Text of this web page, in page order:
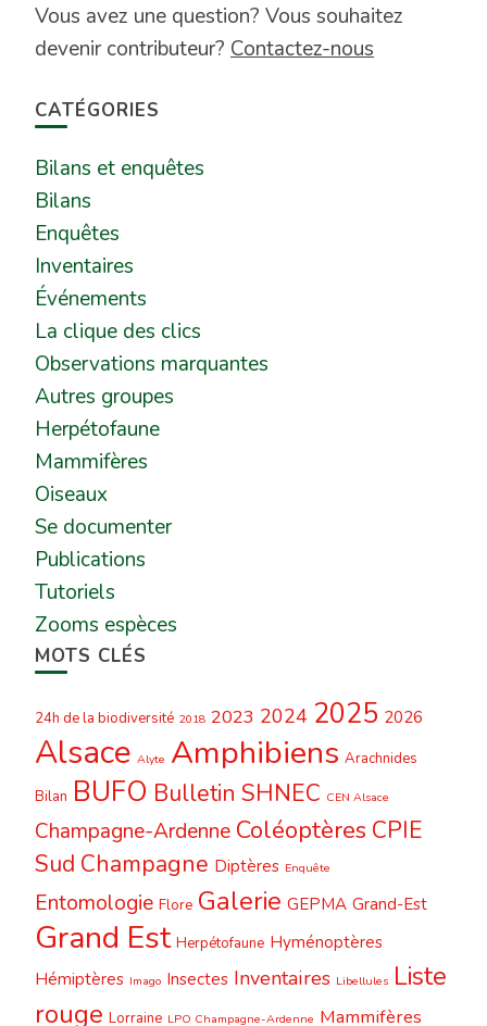
Vous avez une question? Vous souhaitez
devenir contributeur? Contactez-nous
CATÉGORIES
Bilans et enquêtes
Bilans
Enquêtes
Inventaires
Événements
La clique des clics
Observations marquantes
Autres groupes
Herpétofaune
Mammifères
Oiseaux
Se documenter
Publications
Tutoriels
Zooms espèces
MOTS CLÉS
24h de la biodiversité 2018 2023 2024 2025 2026
Alsace Alyte Amphibiens Arachnides
Bilan BUFO Bulletin SHNEC CEN Alsace
Champagne-Ardenne Coléoptères CPIE
Sud Champagne Diptères Enquête
Entomologie Flore Galerie GEPMA Grand-Est
Grand Est Herpétofaune Hyménoptères
Hémiptères Imago Insectes Inventaires Libellules Liste
rouge Lorraine LPO Champagne-Ardenne Mammifères